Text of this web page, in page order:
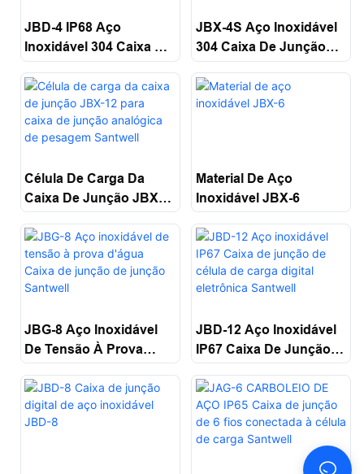
JBD-4 IP68 Aço
Inoxidável 304 Caixa De
Junção Digital Santwell
JBX-4S Aço Inoxidável
304 Caixa De Junção
IP68 Caixa De Junção
Analógica Elétrica À
Prova D'água
Célula De Carga Da
Caixa De Junção JBX-
Junção Analógica De
Pesagem Santwell
Material De Aço
Inoxidável JBX-6
JBG-8 Aço Inoxidável
De Tensão À Prova
Junção De Junção
Santwell
JBD-12 Aço Inoxidável
IP67 Caixa De Junção
Digital Eletrônica
Santwell